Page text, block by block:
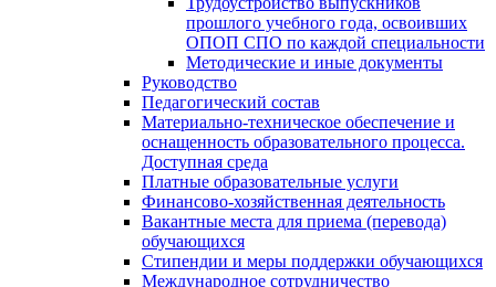
прошлого учебного года, освоивших
ОПОП СПО по каждой специальности
Методические и иные документы
Руководство
Педагогический состав
Материально-техническое обеспечение и
оснащенность образовательного процесса.
Доступная среда
Платные образовательные услуги
Финансово-хозяйственная деятельность
Вакантные места для приема (перевода)
обучающихся
Стипендии и меры поддержки обучающихся
Международное сотрудничество